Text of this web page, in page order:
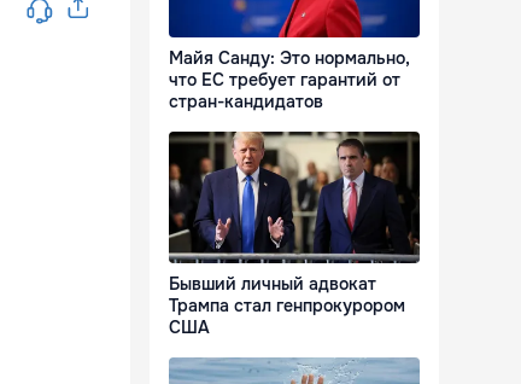
Майя Санду: Это нормально,
что ЕС требует гарантий от
стран-кандидатов
Бывший личный адвокат
Трампа стал генпрокурором
США